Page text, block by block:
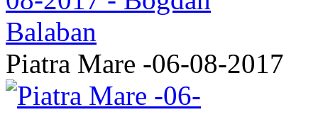
Piatra Mare -06-08-2017